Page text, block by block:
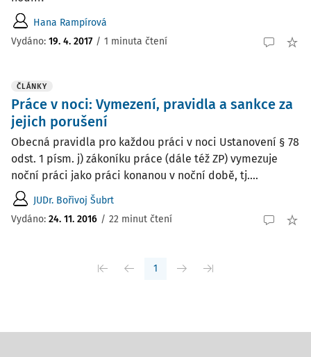
Hana Rampírová
Vydáno: 19. 4. 2017 / 1 minuta čtení
ČLÁNKY
Práce v noci: Vymezení, pravidla a sankce za
jejich porušení
Obecná pravidla pro každou práci v noci Ustanovení § 78
odst. 1 písm. j) zákoníku práce (dále též ZP) vymezuje
noční práci jako práci konanou v noční době, tj....
JUDr. Bořivoj Šubrt
Vydáno: 24. 11. 2016 / 22 minut čtení
1